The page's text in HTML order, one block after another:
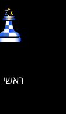
ראשי